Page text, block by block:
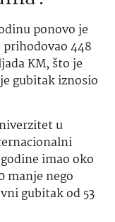
ponovo je
448
KM, što je
gubitak iznosio
u
imao oko
manje nego
gubitak od 53